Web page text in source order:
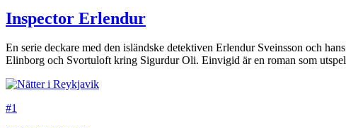
Inspector Erlendur
En serie deckare med den isländske detektiven Erlendur Sveinsson och
Elinborg och Svortuloft kring Sigurdur Oli. Einvigid är en roman som
#1